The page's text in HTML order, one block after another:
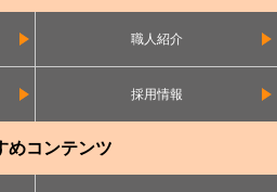
職人紹介
採用情報
めコンテンツ